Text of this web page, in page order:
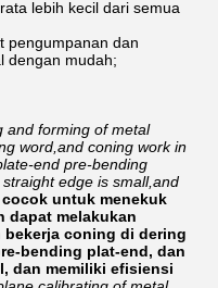
lebih kecil dari semua
pengumpanan dan
dengan mudah;
and forming of metal
word,and coning work in
end pre-bending
edge is small,and
untuk menekuk
dapat melakukan
bekerja coning di dering
bending plat-end, dan
dan memiliki efisiensi